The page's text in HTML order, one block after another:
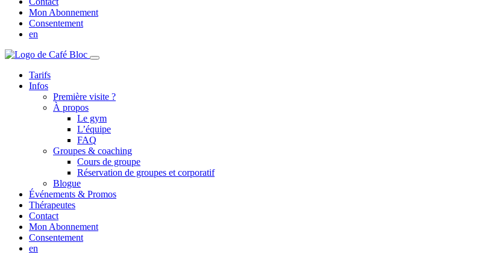
Mon Abonnement
Consentement
en
Tarifs
Infos
Première visite ?
À propos
Le gym
L’équipe
FAQ
Groupes & coaching
Cours de groupe
Réservation de groupes et corporatif
Blogue
Événements & Promos
Thérapeutes
Contact
Mon Abonnement
Consentement
en